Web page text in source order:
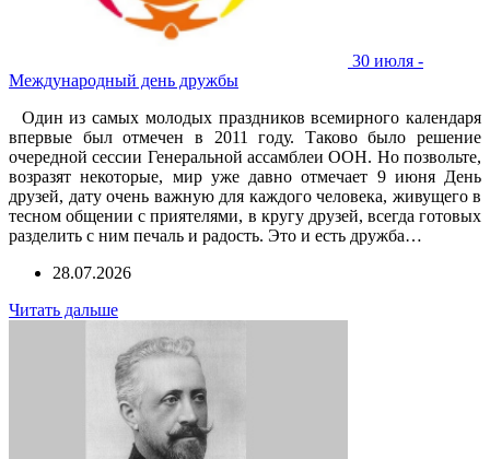
30 июля -
Международный день дружбы
Один из самых молодых праздников всемирного календаря
впервые был отмечен в 2011 году. Таково было решение
очередной сессии Генеральной ассамблеи ООН. Но позвольте,
возразят некоторые, мир уже давно отмечает 9 июня День
друзей, дату очень важную для каждого человека, живущего в
тесном общении с приятелями, в кругу друзей, всегда готовых
разделить с ним печаль и радость. Это и есть дружба…
28.07.2026
Читать дальше